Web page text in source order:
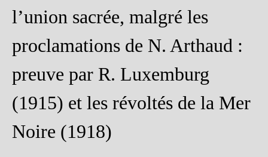
l’union sacrée, malgré les
proclamations de N. Arthaud :
preuve par R. Luxemburg
(1915) et les révoltés de la Mer
Noire (1918)